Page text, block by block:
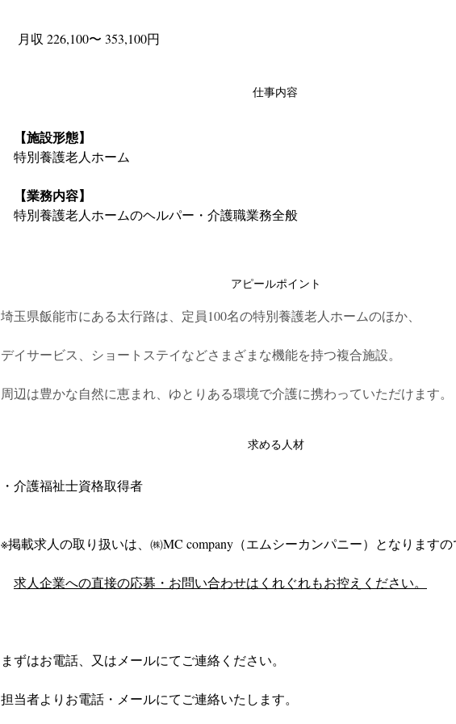
月収 226,100〜 353,100円
仕事内容
【施設形態】
特別養護老人ホーム
【業務内容】
特別養護老人ホームのヘルパー・介護職業務全般
アピールポイント
埼玉県飯能市にある太行路は、定員100名の特別養護老人ホームのほか、
デイサービス、ショートステイなどさまざまな機能を持つ複合施設。
周辺は豊かな自然に恵まれ、ゆとりある環境で介護に携わっていただけます。
求める人材
・介護福祉士資格取得者
※掲載求人の取り扱いは、㈱MC company（エムシーカンパニー）となります
求人企業への直接の応募・お問い合わせはくれぐれもお控えください。
まずはお電話、又はメールにてご連絡ください。
担当者よりお電話・メールにてご連絡いたします。